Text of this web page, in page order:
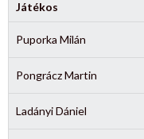
Játékos
Puporka Milán
Pongrácz Martin
Ladányi Dániel